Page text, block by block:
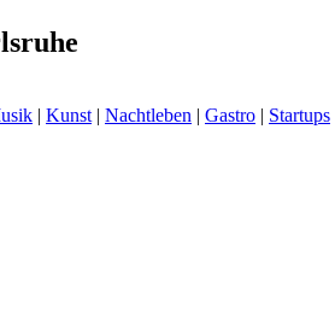
| Kunst | Nachtleben | Gastro | Startups